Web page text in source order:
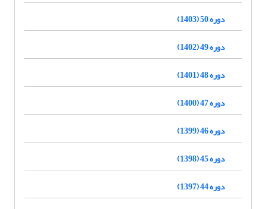
دوره 50 (1403)
دوره 49 (1402)
دوره 48 (1401)
دوره 47 (1400)
دوره 46 (1399)
دوره 45 (1398)
دوره 44 (1397)